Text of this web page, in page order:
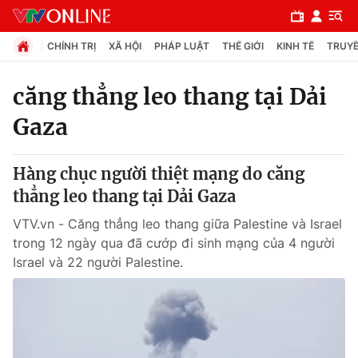
Chuyên mục
Chính trị
Xã hội
Pháp luật
CHÍNH TRỊ XÃ HỘI PHÁP LUẬT THẾ GIỚI KINH TẾ
căng thẳng leo thang tại Dải
Gaza
Hàng chục người thiệt mạng do căng
thẳng leo thang tại Dải Gaza
VTV.vn - Căng thẳng leo thang giữa Palestine và Israel
trong 12 ngày qua đã cướp đi sinh mạng của 4 người
Israel và 22 người Palestine.